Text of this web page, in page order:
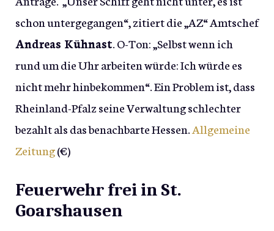
schon untergegangen“, zitiert die „AZ“ Amtschef
Andreas Kühnast. O-Ton: „Selbst wenn ich
rund um die Uhr arbeiten würde: Ich würde es
nicht mehr hinbekommen“. Ein Problem ist, dass
Rheinland-Pfalz seine Verwaltung schlechter
bezahlt als das benachbarte Hessen.Allgemeine
Zeitung(€)
Feuerwehr frei in St.
Goarshausen